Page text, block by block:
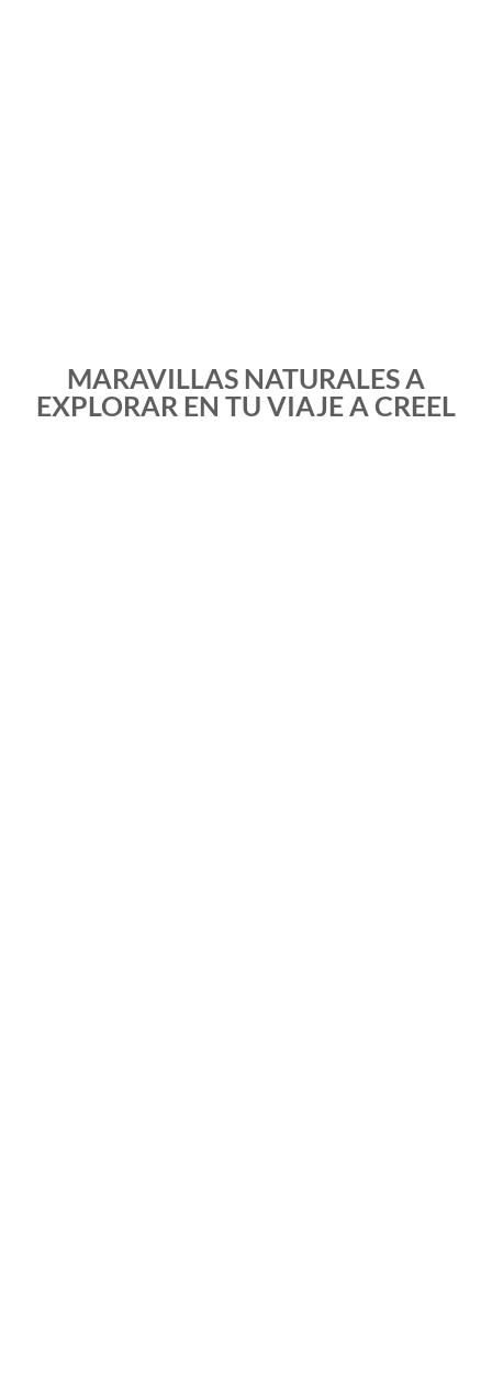
MARAVILLAS NATURALES A
EXPLORAR EN TU VIAJE A CREEL